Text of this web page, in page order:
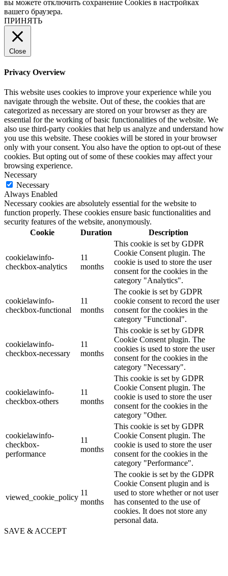
вы можете отключить сохранение Cookies в настройках
вашего браузера.
ПРИНЯТЬ
Close
Privacy Overview
This website uses cookies to improve your experience while you
navigate through the website. Out of these, the cookies that are
categorized as necessary are stored on your browser as they are
essential for the working of basic functionalities of the website. We
also use third-party cookies that help us analyze and understand how
you use this website. These cookies will be stored in your browser
only with your consent. You also have the option to opt-out of these
cookies. But opting out of some of these cookies may affect your
browsing experience.
Necessary
Necessary
Always Enabled
Necessary cookies are absolutely essential for the website to
function properly. These cookies ensure basic functionalities and
security features of the website, anonymously.
Cookie
Duration Description
cookielawinfo-
checkbox-analytics
11
months
This cookie is set by GDPR
Cookie Consent plugin. The
cookie is used to store the user
consent for the cookies in the
category "Analytics".
cookielawinfo-
checkbox-functional
11
months
The cookie is set by GDPR
cookie consent to record the user
consent for the cookies in the
category "Functional".
cookielawinfo-
checkbox-necessary
11
months
This cookie is set by GDPR
Cookie Consent plugin. The
cookies is used to store the user
consent for the cookies in the
category "Necessary".
cookielawinfo-
checkbox-others
11
months
This cookie is set by GDPR
Cookie Consent plugin. The
cookie is used to store the user
consent for the cookies in the
category "Other.
cookielawinfo-
checkbox-
performance
11
months
This cookie is set by GDPR
Cookie Consent plugin. The
cookie is used to store the user
consent for the cookies in the
category "Performance".
viewed_cookie_policy
11
months
The cookie is set by the GDPR
Cookie Consent plugin and is
used to store whether or not user
has consented to the use of
cookies. It does not store any
personal data.
SAVE & ACCEPT